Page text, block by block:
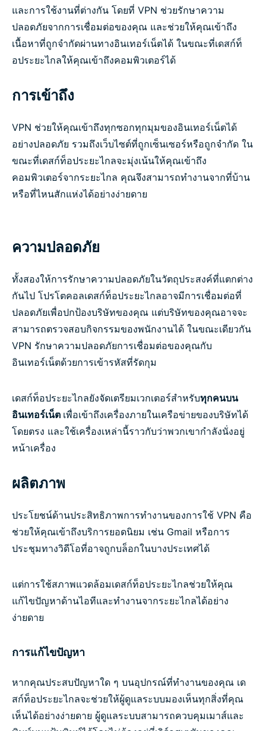
และการใช้งานที่ต่างกัน โดยที่ VPN ช่วยรักษาความ
ปลอดภัยจากการเชื่อมต่อของคุณ และช่วยให้คุณเข้าถึง
เนื้อหาที่ถูกจำกัดผ่านทางอินเทอร์เน็ตได้ ในขณะที่เดสก์ท็
อประยะไกลให้คุณเข้าถึงคอมพิวเตอร์ได้
การเข้าถึง
VPN ช่วยให้คุณเข้าถึงทุกซอกทุกมุมของอินเทอร์เน็ตได้
อย่างปลอดภัย รวมถึงเว็บไซต์ที่ถูกเซ็นเซอร์หรือถูกจำกัด ใน
ขณะที่เดสก์ท็อประยะไกลจะมุ่งเน้นให้คุณเข้าถึง
คอมพิวเตอร์จากระยะไกล คุณจึงสามารถทำงานจากที่บ้าน
หรือที่ไหนสักแห่งได้อย่างง่ายดาย
ความปลอดภัย
ทั้งสองให้การรักษาความปลอดภัยในวัตถุประสงค์ที่แตกต่าง
กันไป โปรโตคอลเดสก์ท็อประยะไกลอาจมีการเชื่อมต่อที่
ปลอดภัยเพื่อปกป้องบริษัทของคุณ แต่บริษัทของคุณอาจจะ
สามารถตรวจสอบกิจกรรมของพนักงานได้ ในขณะเดียวกัน
VPN รักษาความปลอดภัยการเชื่อมต่อของคุณกับ
อินเทอร์เน็ตด้วยการเข้ารหัสที่รัดกุม
เดสก์ท็อประยะไกลยังจัดเตรียมเวกเตอร์สำหรับทุกคนบน
อินเทอร์เน็ต เพื่อเข้าถึงเครื่องภายในเครือข่ายของบริษัทได้
โดยตรง และใช้เครื่องเหล่านี้ราวกับว่าพวกเขากำลังนั่งอยู่
หน้าเครื่อง
ผลิตภาพ
ประโยชน์ด้านประสิทธิภาพการทำงานของการใช้ VPN คือ
ช่วยให้คุณเข้าถึงบริการยอดนิยม เช่น Gmail หรือการ
ประชุมทางวิดีโอที่อาจถูกบล็อกในบางประเทศได้
แต่การใช้สภาพแวดล้อมเดสก์ท็อประยะไกลช่วยให้คุณ
แก้ไขปัญหาด้านไอทีและทำงานจากระยะไกลได้อย่าง
ง่ายดาย
การแก้ไขปัญหา
หากคุณประสบปัญหาใด ๆ บนอุปกรณ์ที่ทำงานของคุณ เด
สก์ท็อประยะไกลจะช่วยให้ผู้ดูแลระบบมองเห็นทุกสิ่งที่คุณ
เห็นได้อย่างง่ายดาย ผู้ดูแลระบบสามารถควบคุมเมาส์และ